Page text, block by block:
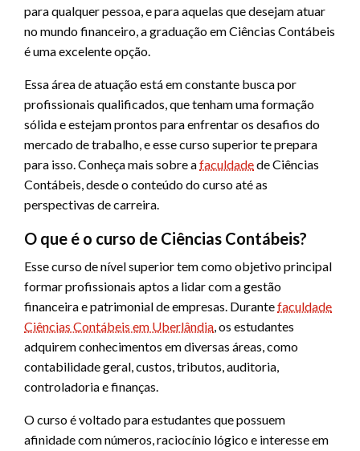
para qualquer pessoa, e para aquelas que desejam atuar
no mundo financeiro, a graduação em Ciências Contábeis
é uma excelente opção.
Essa área de atuação está em constante busca por
profissionais qualificados, que tenham uma formação
sólida e estejam prontos para enfrentar os desafios do
mercado de trabalho, e esse curso superior te prepara
para isso. Conheça mais sobre afaculdadede Ciências
Contábeis, desde o conteúdo do curso até as
perspectivas de carreira.
O que é o curso de Ciências Contábeis?
Esse curso de nível superior tem como objetivo principal
formar profissionais aptos a lidar com a gestão
financeira e patrimonial de empresas. Durantefaculdade
Ciências Contábeis em Uberlândia, os estudantes
adquirem conhecimentos em diversas áreas, como
contabilidade geral, custos, tributos, auditoria,
controladoria e finanças.
O curso é voltado para estudantes que possuem
afinidade com números, raciocínio lógico e interesse em